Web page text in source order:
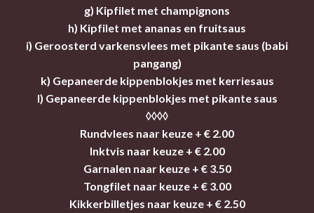
g) Kipfilet met champignons
h) Kipfilet met ananas en fruitsaus
i) Geroosterd varkensvlees met pikante saus (babi
pangang)
k) Gepaneerde kippenblokjes met kerriesaus
l) Gepaneerde kippenblokjes met pikante saus
◊◊◊◊
Rundvlees naar keuze + € 2.00
Inktvis naar keuze + € 2.00
Garnalen naar keuze + € 3.50
Tongfilet naar keuze + € 3.00
Kikkerbilletjes naar keuze + € 2.50